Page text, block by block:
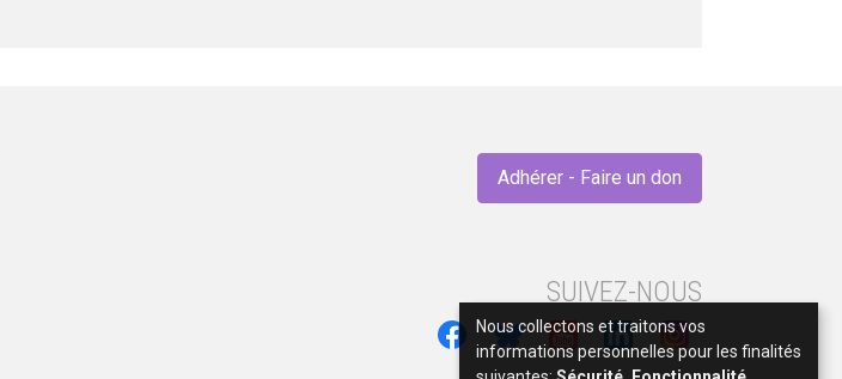
Adhérer - Faire un don
SUIVEZ-NOUS
Nous collectons et traitons vos
informations personnelles pour les finalités